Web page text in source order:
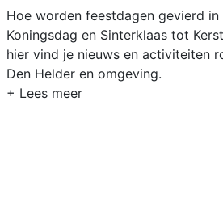
Hoe worden feestdagen gevierd in
Koningsdag en Sinterklaas tot
hier vind je nieuws en activiteiten
Den Helder en omgeving.